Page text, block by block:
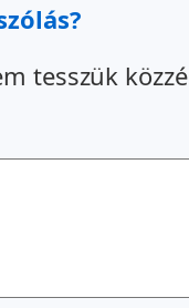
tesszük